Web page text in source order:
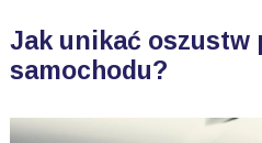
Jak unikać oszustw
samochodu?